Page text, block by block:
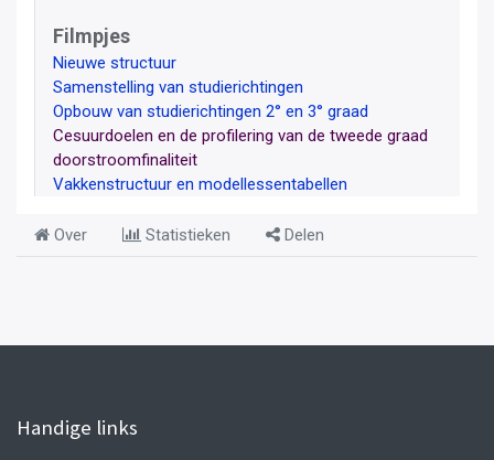
Filmpjes
Nieuwe structuur
Samenstelling van studierichtingen
Opbouw van studierichtingen 2° en 3° graad
Cesuurdoelen en de profilering van de tweede graad
doorstroomfinaliteit
Vakkenstructuur en modellessentabellen
Over Statistieken Delen
Handige links